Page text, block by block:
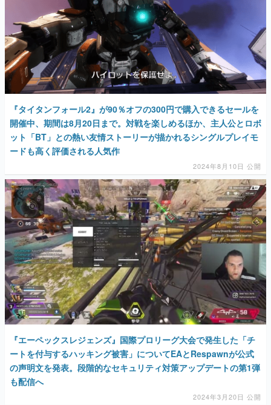
『タイタンフォール2』が90％オフの300円で購入できるセールを
開催中、期間は8月20日まで。対戦を楽しめるほか、主人公とロボ
ット「BT」との熱い友情ストーリーが描かれるシングルプレイモ
ードも高く評価される人気作
2024年8月10日 公開
『エーペックスレジェンズ』国際プロリーグ大会で発生した「チ
ートを付与するハッキング被害」についてEAとRespawnが公式
の声明文を発表。段階的なセキュリティ対策アップデートの第1弾
も配信へ
2024年3月20日 公開